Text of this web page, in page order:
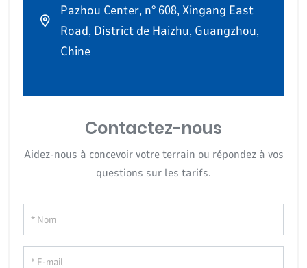
Pazhou Center, n° 608, Xingang East
Road, District de Haizhu, Guangzhou,
Chine
Contactez-nous
Aidez-nous à concevoir votre terrain ou répondez à vos
questions sur les tarifs.